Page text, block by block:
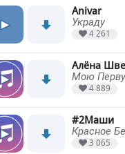
Anivar
Украду
4 261
Алёна
Мою
4 889
#2Маши
Красное
3 065